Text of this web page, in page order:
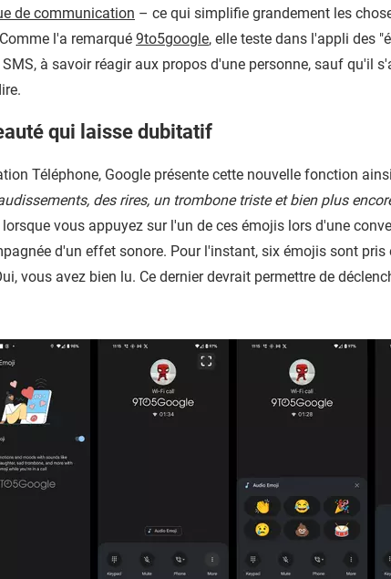
de communication – ce qui simplifie grandement les
l'a remarqué 9to5google, elle teste dans l'appli des
à savoir réagir aux propos d'une personne, sauf qu'il
qui laisse dubitatif
Téléphone, Google présente cette nouvelle fonction
des rires, un trombone triste et bien plus
vous appuyez sur l'un de ces émojis lors d'une
d'un effet sonore. Pour l'instant, six émojis sont pris
vous avez bien lu. Ce dernier devrait permettre de